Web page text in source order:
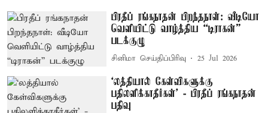
பிரதீப் ரங்கநாதன் பிறந்தநாள்: வீடியோ
வெளியிட்டு வாழ்த்திய “டிராகன்”
படக்குழு
சினிமா செய்திப்பிரிவு 25 Jul 2026
‘லத்தியால் கேள்விகளுக்கு
பதிலளிக்காதீர்கள்’ - பிரதீப் ரங்கநாதன்
பதிவு